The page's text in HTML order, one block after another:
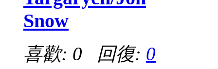
Snow
喜歡: 0 回復: 0